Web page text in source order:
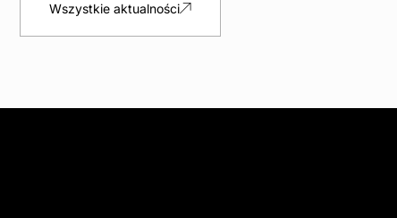
Wszystkie aktualności